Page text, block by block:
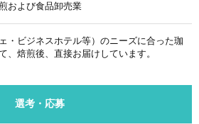
および食品卸売業
・ビジネスホテル等）のニーズに合った珈
、焙煎後、直接お届けしています。
選考・応募